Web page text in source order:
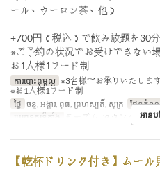
ール、ウーロン茶、他）
+700円（税込）で飲み放題を30
※ご予約の状況でお受けできない
お1人様1フード制
ការបោះពុម្ពល្អ ※3名様～お承りいたします
※お1人様1フード制
ថ្ងៃ ចន្ទ, អង្គារ, ពុធ, ព្រហស្បតិ៍, សុក្រ ដែនកំណ
ប្រភេទកន្រ្ត័តាំង
テーブル, カウンターអានប
【乾杯ドリンク付き】ムー